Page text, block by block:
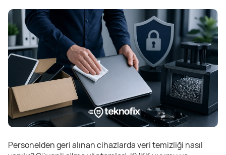
Personelden geri alınan cihazlarda veri temizliği nasıl